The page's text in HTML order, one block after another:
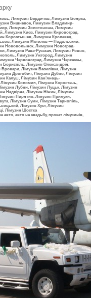
Лимузин Бердичев, Лимузин Боярка,
Вишневое, Лимузин Владимир-
Лимузин Золотоноша, Лимузин
Лимузин Киев, Лимузин Кировоград,
Коростышев, Лимузин Кролевец,
Лимузин Могилев — Подольский,
Нововолынск, Лимузин Новоград-
Лимузин Рава-Русская, Лимузин Ровно,
Лимузин Ужгород, Лимузин
Червоноград, Лимузин Черкассы,
Лімузин Олександрія,
Лімузин Василівка, Лімузин
Дрогобич, Лімузин Дубно, Лімузин
Калуш, Лімузин Кам’янець-
Лімузин Коломия, Лімузин Коростень,
Лубни, Лімузин Луцьк, Лімузин
Надвірна, Лімузин Ніжин, Лімузин
Пирятин, Лімузин Прилуки,
Лімузин Суми, Лімузин Тернопіль,
Лімузин Хуст, Лімузин
Лімузин Шостка
авто, авто на свадьбу, прокат лімузинів,